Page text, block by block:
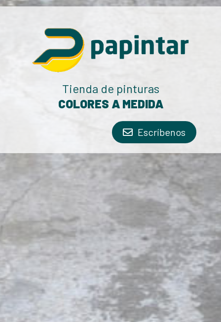
Tienda de pinturas
COLORES A MEDIDA
Escríbenos